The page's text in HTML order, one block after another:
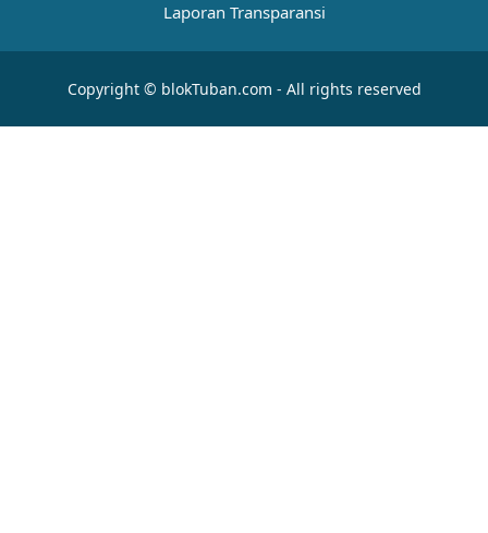
Laporan Transparansi
Copyright © blokTuban.com - All rights reserved